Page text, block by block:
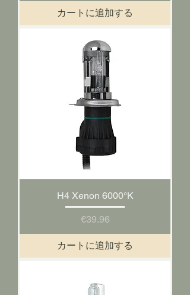
カートに追加する
H4 Xenon 6000°K
価格
€39.96
カートに追加する